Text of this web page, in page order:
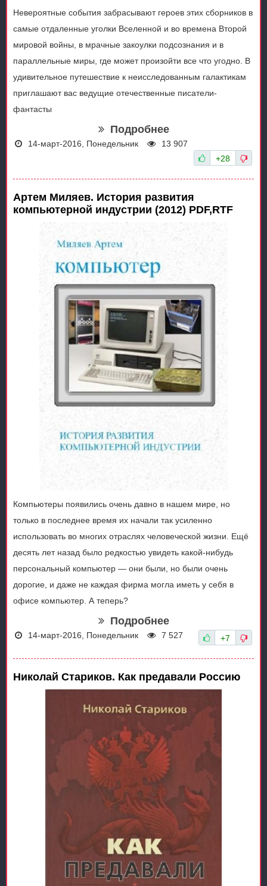
Невероятные события забрасывают героев этих сборников в
самые отдаленные уголки Вселенной и во времена Второй
мировой войны, в мрачные закоулки подсознания и в
параллельные миры, где может произойти все что угодно. В
удивительное путешествие к неисследованным галактикам
приглашают вас ведущие отечественные писатели-
фантасты
Подробнее
14-март-2016, Понедельник
13 907
+28
Артем Миляев. История развития
компьютерной индустрии (2012) PDF,RTF
Компьютеры появились очень давно в нашем мире, но
только в последнее время их начали так усиленно
использовать во многих отраслях человеческой жизни. Ещё
десять лет назад было редкостью увидеть какой-нибудь
персональный компьютер — они были, но были очень
дорогие, и даже не каждая фирма могла иметь у себя в
офисе компьютер. А теперь?
Подробнее
14-март-2016, Понедельник 7 527 +7
Николай Стариков. Как предавали Россию